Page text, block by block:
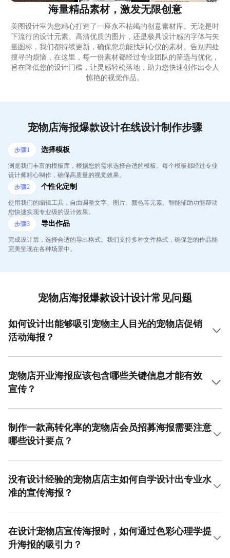
海量精品素材，激发无限创意
美图设计室为您精心打造了一座永不枯竭的创意素材库。无论是时
下流行的设计元素、高清优质的图片，还是极具设计感的字体与矢
量图标，我们都持续更新，确保您总能找到心仪的素材。告别四处
搜寻的烦恼，在这里，每一份素材都经过专业团队的筛选与优化，
旨在降低您的设计门槛，让灵感轻松落地，助力您快速创作出令人
惊艳的视觉作品。
宠物店海报爆款设计在线设计制作步骤
步骤1 选择模板
浏览我们丰富的模板库，根据您的需求选择合适的模板。每个模板都经过专业
设计师精心制作，确保高质量的视觉效果。
步骤2 个性化定制
使用我们的编辑工具，自由调整文字、图片、颜色等元素。智能辅助功能帮动
您快速实现专业级的设计效果。
步骤3 导出作品
完成设计后，选择合适的导出格式。我们支持多种文件格式，确保您的作品能
完美呈现在各种场景中。
宠物店海报爆款设计设计常见问题
如何设计出能够吸引宠物主人目光的宠物店促销
活动海报？
视觉中心，例如憨态可掬的猫咪或狗狗，能迅速引发目标受
众的喜爱。其次，文案需突出重点，如“限时特惠”、“会员尊
享”等促销信息，字体要醒目且具有设计感。色彩上建议使用
洁明了，引导顾客视线自然流向核心信息。要实现宠物店海
报爆款设计，必须将萌宠形象与极具吸引力的优惠信息紧密
结合，并通过清晰的视觉动线传达给观众。美图设计室提供
了海量的高质量宠物素材与设计模板，操作十分便捷，能助
宠物店开业海报应该包含哪些关键信息才能有效
宣传？
店试营业”，并附上具体日期。其次，店铺名称、详细地址和
联系电话是必不可少的实用信息。为增加吸引力，可以突出
开业期间的专属优惠活动，例如“进店有礼”或“首单折扣”。在
度。成功的宠物店海报爆款设计往往将这些实用信息与精美
的宠物视觉元素巧妙融合，既传递了信息又不失美感，从而
在社区或社交媒体上形成有效传播。
制作一款高转化率的宠物店会员招募海报需要注意
哪些设计要点？
“尊享会员价”、“积分兑换好礼”或“定期美容折扣”等具体权
益。视觉上，使用亲和力强的宠物家庭场景图，如主人与宠
物互动，比单纯宠物照片更能引发情感共鸣和身份认同。色
应直接点明成为会员的好处，使用行动号召性用语如“立即加
入，尊享特权”。这正是宠物店海报爆款设计的精髓——通过
视觉与文案的合力，清晰传达会员价值，激发顾客的加入意
愿。利用美图设计室丰富的模板资源，您可以轻松找到适合
没有设计经验的宠物店店主如何自学设计出专业水
准的宣传海报？
面设计原则，包括色彩搭配、字体选择和版面构图，这些知
识在线有大量免费教程。其次，实践是关键，可以从模仿优
秀的商业海报开始，分析其成功之处。专注于宠物店海报爆
在设计宠物店宣传海报时，如何通过色彩心理学提
升海报的吸引力？